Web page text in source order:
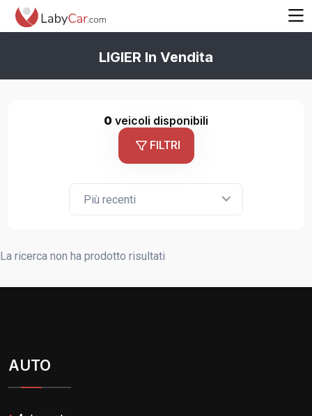
LIGIER In Vendita
0 veicoli disponibili
FILTRI
Più recenti
La ricerca non ha prodotto risultati
AUTO